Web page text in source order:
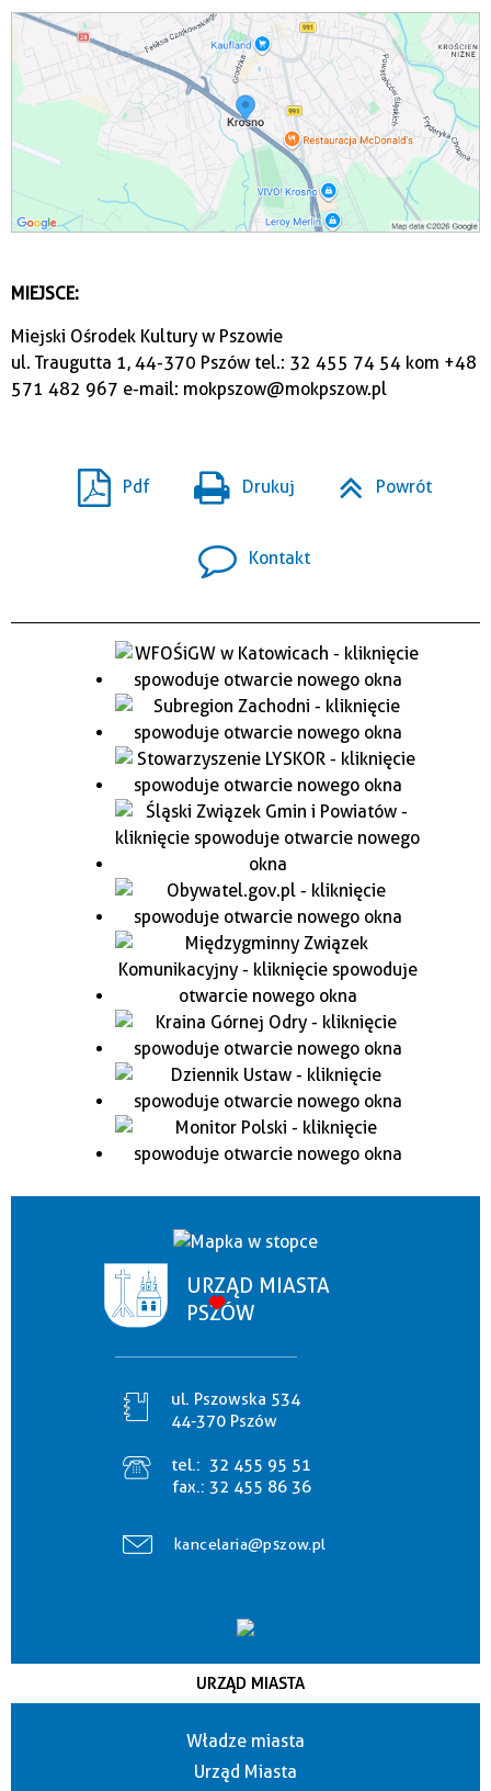
MIEJSCE:
Miejski Ośrodek Kultury w Pszowie
ul. Traugutta 1, 44-370 Pszów tel.: 32 455 74 54 kom +48
571 482 967 e-mail: mokpszow@mokpszow.pl
Pdf Drukuj Powrót
Kontakt
URZĄD MIASTA
PSZÓW
ul. Pszowska 534
44-370 Pszów
tel.: 32 455 95 51
fax.: 32 455 86 36
kancelaria@pszow.pl
URZĄD MIASTA
Władze miasta
Urząd Miasta